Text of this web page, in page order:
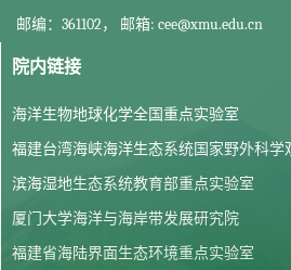
邮编：361102， 邮箱: cee@xmu.edu.cn
院内链接
海洋生物地球化学全国重点实验室
福建台湾海峡海洋生态系统国家野外科学
滨海湿地生态系统教育部重点实验室
厦门大学海洋与海岸带发展研究院
福建省海陆界面生态环境重点实验室